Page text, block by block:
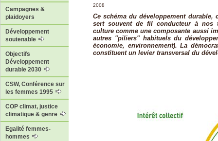
Campagnes &
plaidoyers
Développement
soutenable
Objectifs
Développement
durable 2030
CSW, Conférence sur
les femmes 1995
COP climat, justice
climatique & genre
Egalité femmes-
hommes
2008
Ce schéma du développement durable,
sert souvent de fil conducteur à nos
culture comme une composante aussi
autres "piliers" habituels du
économie, environnement). La
constituent un levier transversal du